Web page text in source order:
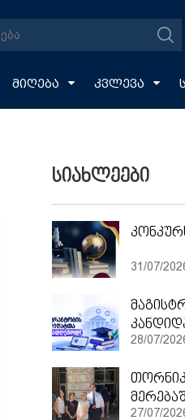
მიღება კვლევა
სიახლეები
31/07/
28/07/
27/07/